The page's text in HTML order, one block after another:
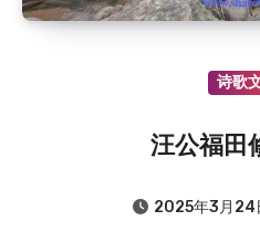
诗歌
汪公福田
2025年3月24